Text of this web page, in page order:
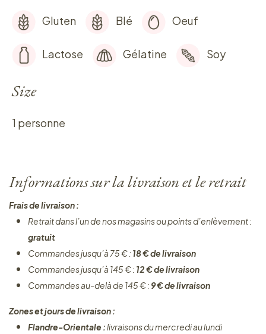
Gluten Blé Oeuf
Lactose Gélatine Soy
Size
1 personne
Informations sur la livraison et le retrait
Frais de livraison :
Retrait dans l’un de nos magasins ou points d’enlèvement :
gratuit
Commandes jusqu’à 75 € : 18 € de livraison
Commandes jusqu’à 145 € : 12 € de livraison
Commandes au-delà de 145 € : 9 € de livraison
Zones et jours de livraison :
Flandre-Orientale :livraisons du mercredi au lundi